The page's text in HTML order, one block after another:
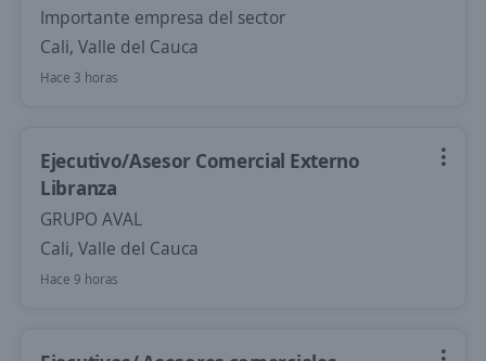
Importante empresa del sector
Cali, Valle del Cauca
Hace 3 horas
Ejecutivo/Asesor Comercial Externo
Libranza
GRUPO AVAL
Cali, Valle del Cauca
Hace 9 horas